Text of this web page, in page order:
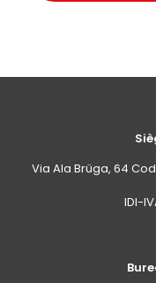
Via Ala Brüga, 64
IDI-